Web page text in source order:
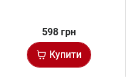
598 грн
Купити